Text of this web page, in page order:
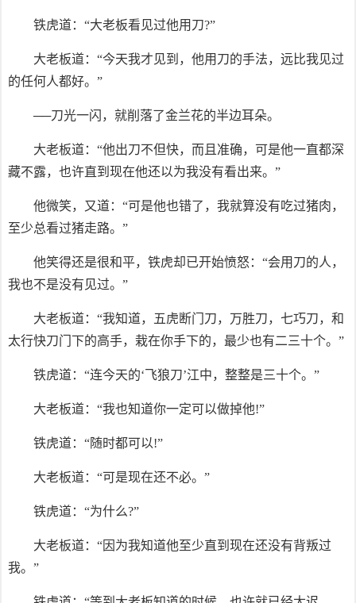
铁虎道：“大老板看见过他用刀?”
大老板道：“今天我才见到，他用刀的手法，远比我见过
的任何人都好。”
──刀光一闪，就削落了金兰花的半边耳朵。
大老板道：“他出刀不但快，而且准确，可是他一直都深
藏不露，也许直到现在他还以为我没有看出来。”
他微笑，又道：“可是他也错了，我就算没有吃过猪肉，
至少总看过猪走路。”
他笑得还是很和平，铁虎却已开始愤怒：“会用刀的人，
我也不是没有见过。”
大老板道：“我知道，五虎断门刀，万胜刀，七巧刀，和
太行快刀门下的高手，栽在你手下的，最少也有二三十个。”
铁虎道：“连今天的‘飞狼刀’江中，整整是三十个。”
大老板道：“我也知道你一定可以做掉他!”
铁虎道：“随时都可以!”
大老板道：“可是现在还不必。”
铁虎道：“为什么?”
大老板道：“因为我知道他至少直到现在还没有背叛过
我。”